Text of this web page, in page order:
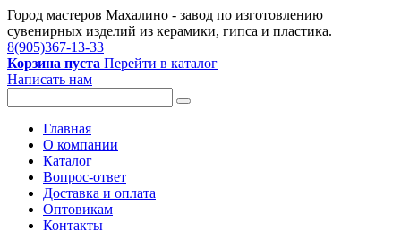
Город мастеров Mахалино - завод по изготовлению
сувенирных изделий из керамики, гипса и пластика.
8(905)367-13-33
Корзина пуста Перейти в каталог
Написать нам
Главная
О компании
Каталог
Вопрос-ответ
Доставка и оплата
Оптовикам
Контакты